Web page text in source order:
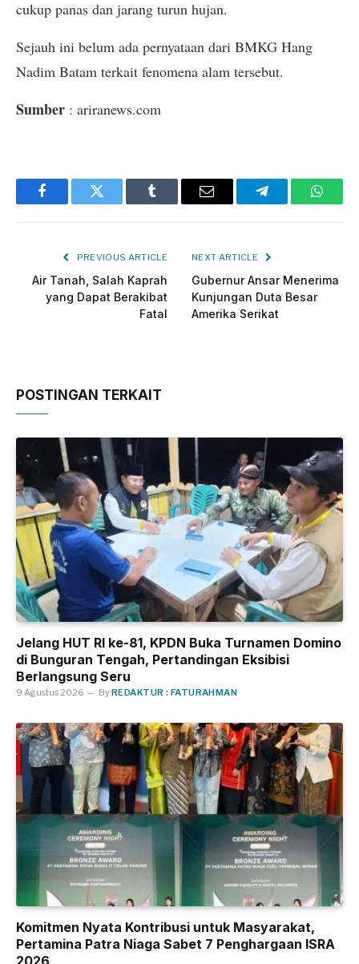
cukup panas dan jarang turun hujan.
Sejauh ini belum ada pernyataan dari BMKG Hang
Nadim Batam terkait fenomena alam tersebut.
Sumber : ariranews.com
FacebookTwitter Tumblr Email Telegram
PREVIOUS ARTICLE
Air Tanah, Salah Kaprah
yang Dapat Berakibat
Fatal
NEXT ARTICLE
Gubernur Ansar Menerima
Kunjungan Duta Besar
Amerika Serikat
POSTINGAN TERKAIT
Jelang HUT RI ke-81, KPDN Buka Turnamen Domino
di Bunguran Tengah, Pertandingan Eksibisi
Berlangsung Seru
9 Agustus 2026 ByREDAKTUR : FATURAHMAN
Komitmen Nyata Kontribusi untuk Masyarakat,
Pertamina Patra Niaga Sabet 7 Penghargaan ISRA